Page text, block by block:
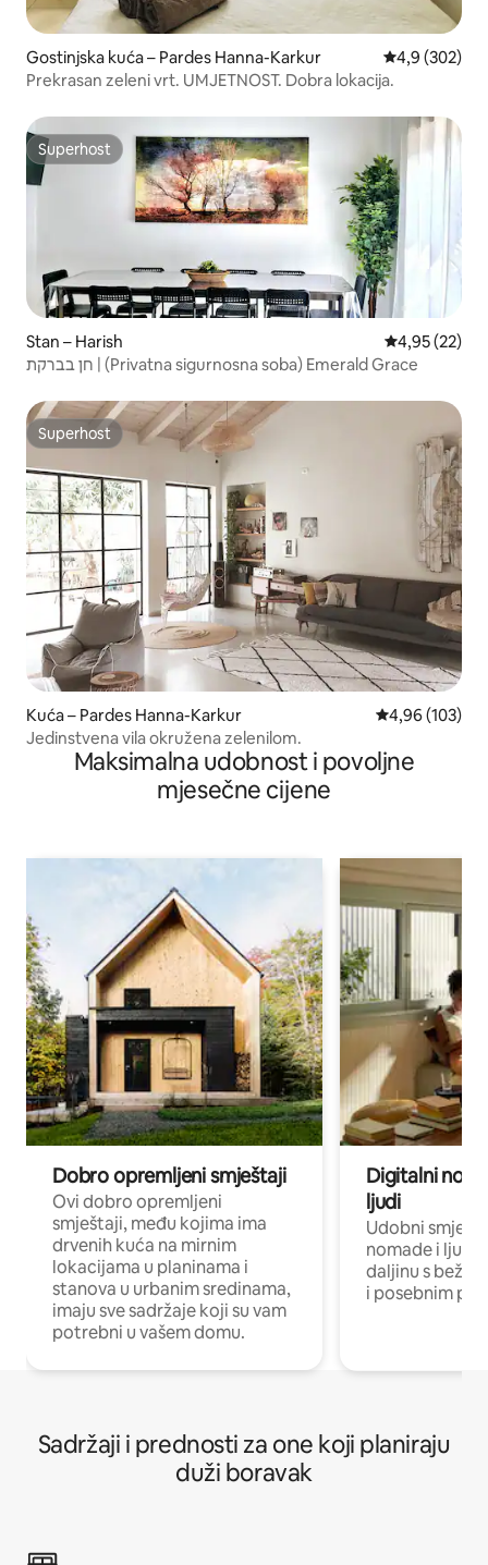
Gostinjska kuća – Pardes Hanna-Karkur Prosječna
4,9 (302)
Prekrasan zeleni vrt. UMJETNOST. Dobra lokacija.
Superhost
Superhost
Stan – Harish Prosječna
4,95 (22)
חן בברקת | (Privatna sigurnosna soba) Emerald Grace
Superhost
Superhost
Kuća – Pardes Hanna-Karkur Prosječna
4,96 (103)
Jedinstvena vila okružena zelenilom.
Maksimalna udobnost i povoljne
mjesečne cijene
Dobro opremljeni smještaji
Ovi dobro opremljeni
smještaji, među kojima ima
drvenih kuća na mirnim
lokacijama u planinama i
stanova u urbanim sredinama,
imaju sve sadržaje koji su vam
potrebni u vašem domu.
Digitalni
ljudi
Udobni
nomade i ljude
daljinu s
i posebnim
Sadržaji i prednosti za one koji planiraju
duži boravak